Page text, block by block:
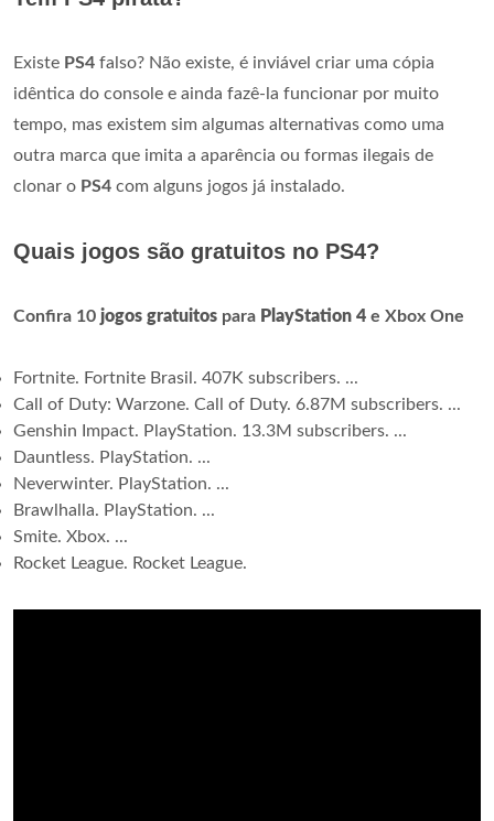
Existe PS4 falso? Não existe, é inviável criar uma cópia
idêntica do console e ainda fazê-la funcionar por muito
tempo, mas existem sim algumas alternativas como uma
outra marca que imita a aparência ou formas ilegais de
clonar o PS4 com alguns jogos já instalado.
Quais jogos são gratuitos no PS4?
Confira 10 jogos gratuitos para PlayStation 4 e Xbox One
Fortnite. Fortnite Brasil. 407K subscribers. ...
Call of Duty: Warzone. Call of Duty. 6.87M subscribers. ...
Genshin Impact. PlayStation. 13.3M subscribers. ...
Dauntless. PlayStation. ...
Neverwinter. PlayStation. ...
Brawlhalla. PlayStation. ...
Smite. Xbox. ...
Rocket League. Rocket League.